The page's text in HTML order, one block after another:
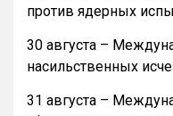
против ядерных
30 августа –
насильственных
31 августа –